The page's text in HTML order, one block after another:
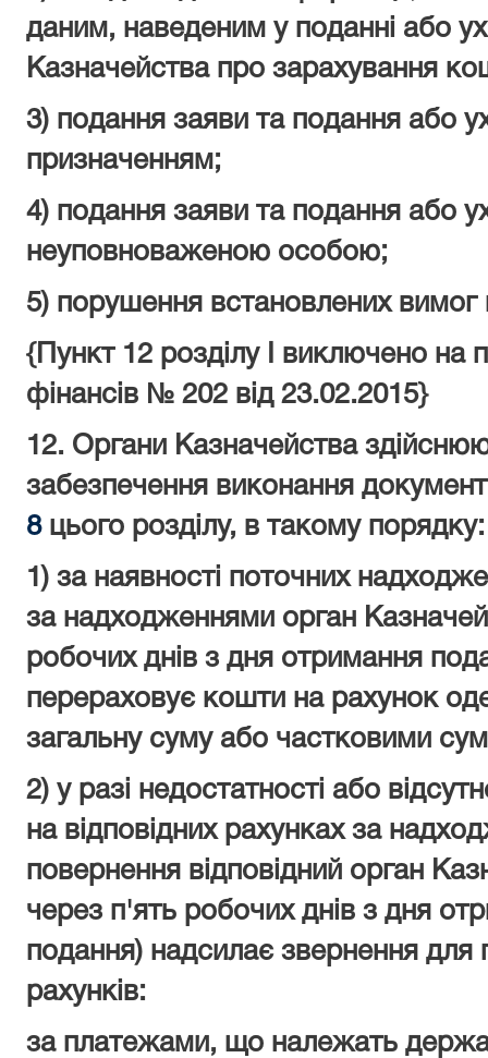
даним, наведеним у поданні або
Казначейства про зарахування
3) подання заяви та подання або
призначенням;
4) подання заяви та подання або
неуповноваженою особою;
5) порушення встановлених
{Пункт 12 розділу I виключено на
фінансів № 202 від 23.02.2015}
12. Органи Казначейства
забезпечення виконання
8цього розділу, в такому порядку:
1) за наявності поточних
за надходженнями орган
робочих днів з дня отримання
перераховує кошти на рахунок
загальну суму або частковими
2) у разі недостатності або
на відповідних рахунках за
повернення відповідний орган
через п'ять робочих днів з дня
подання) надсилає звернення для
рахунків:
за платежами, що належать